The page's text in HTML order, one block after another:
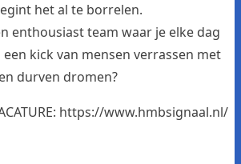
het al te borrelen.
enthousiast team waar je elke dag
kick van mensen verrassen met
durven dromen?
https://www.hmbsignaal.nl/